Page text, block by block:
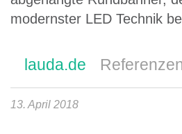
modernster LED Technik
lauda.de
13. April 2018